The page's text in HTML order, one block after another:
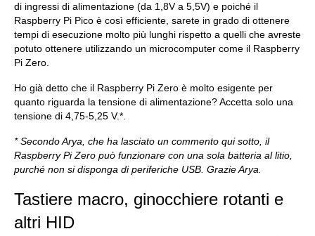
di ingressi di alimentazione (da 1,8V a 5,5V) e poiché il
Raspberry Pi Pico è così efficiente, sarete in grado di ottenere
tempi di esecuzione molto più lunghi rispetto a quelli che avreste
potuto ottenere utilizzando un microcomputer come il Raspberry
Pi Zero.
Ho già detto che il Raspberry Pi Zero è molto esigente per
quanto riguarda la tensione di alimentazione? Accetta solo una
tensione di 4,75-5,25 V.*.
* Secondo Arya, che ha lasciato un commento qui sotto, il
Raspberry Pi Zero può funzionare con una sola batteria al litio,
purché non si disponga di periferiche USB. Grazie Arya.
Tastiere macro, ginocchiere rotanti e
altri HID